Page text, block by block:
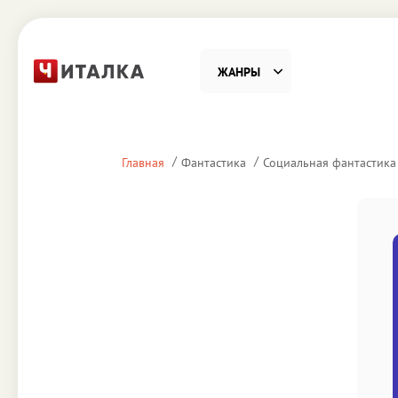
ЖАНРЫ
Главная Фантастика Социальная фантастика